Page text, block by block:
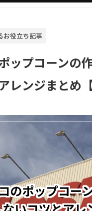
お役立ち記事
ップコーンの
レンジまとめ